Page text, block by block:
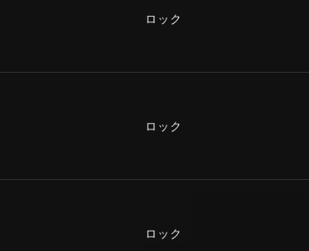
ロック
ロック
ロック